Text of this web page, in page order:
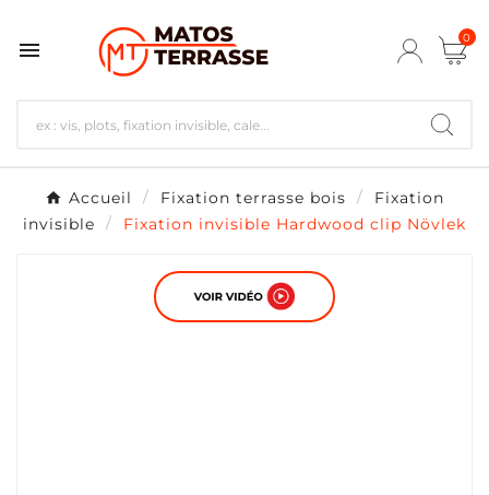
 0
Accueil Fixation terrasse bois
Fixation
invisible
Fixation invisible Hardwood clip Növlek